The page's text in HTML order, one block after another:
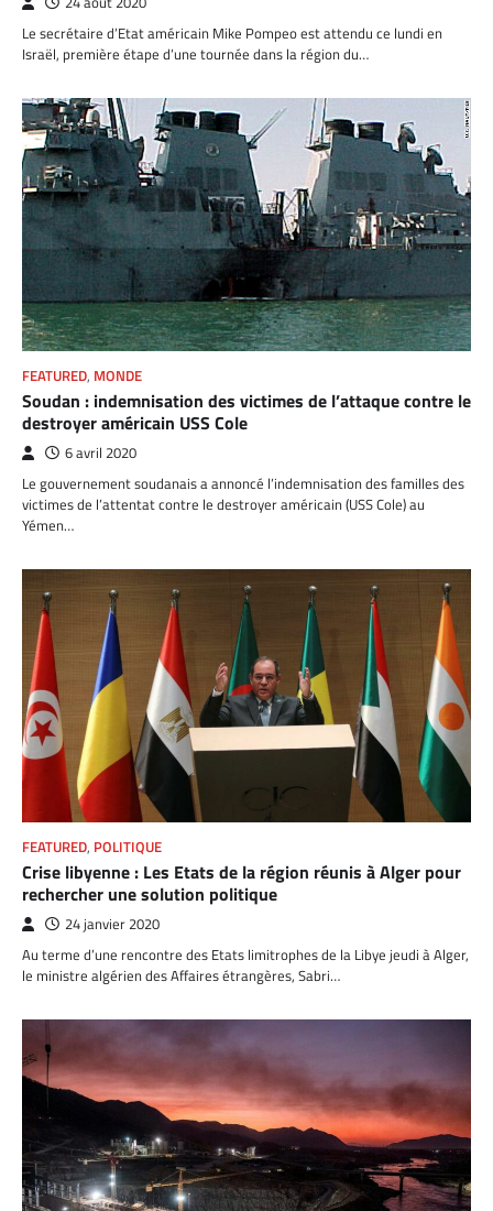
Le secrétaire d’Etat américain Mike Pompeo est attendu ce lundi en
Israël, première étape d’une tournée dans la région du…
FEATURED, MONDE
Soudan : indemnisation des victimes de l’attaque contre le
destroyer américain USS Cole
6 avril 2020
Le gouvernement soudanais a annoncé l’indemnisation des familles des
victimes de l’attentat contre le destroyer américain (USS Cole) au
Yémen…
FEATURED, POLITIQUE
Crise libyenne : Les Etats de la région réunis à Alger pour
rechercher une solution politique
24 janvier 2020
Au terme d’une rencontre des Etats limitrophes de la Libye jeudi à Alger,
le ministre algérien des Affaires étrangères, Sabri…